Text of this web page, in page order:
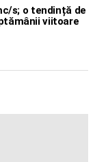
s; o tendință de
viitoare